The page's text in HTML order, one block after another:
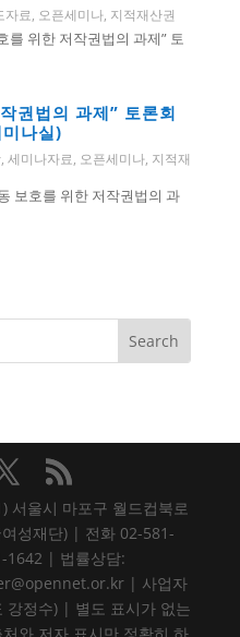
자료, 오픈세미나, 지적재산권
를 위한 저작권법의 과제” 토
권법의 과제” 토론회
나실)
, 세미나자료, 오픈세미나, 지적재
보호를 위한 저작권법의 과
서울시 마포구 월드컵북로
성재단) | 전화 02-581-
1642 | 법률상담:
| 사업자
강정수) | 별도 표시가 없는